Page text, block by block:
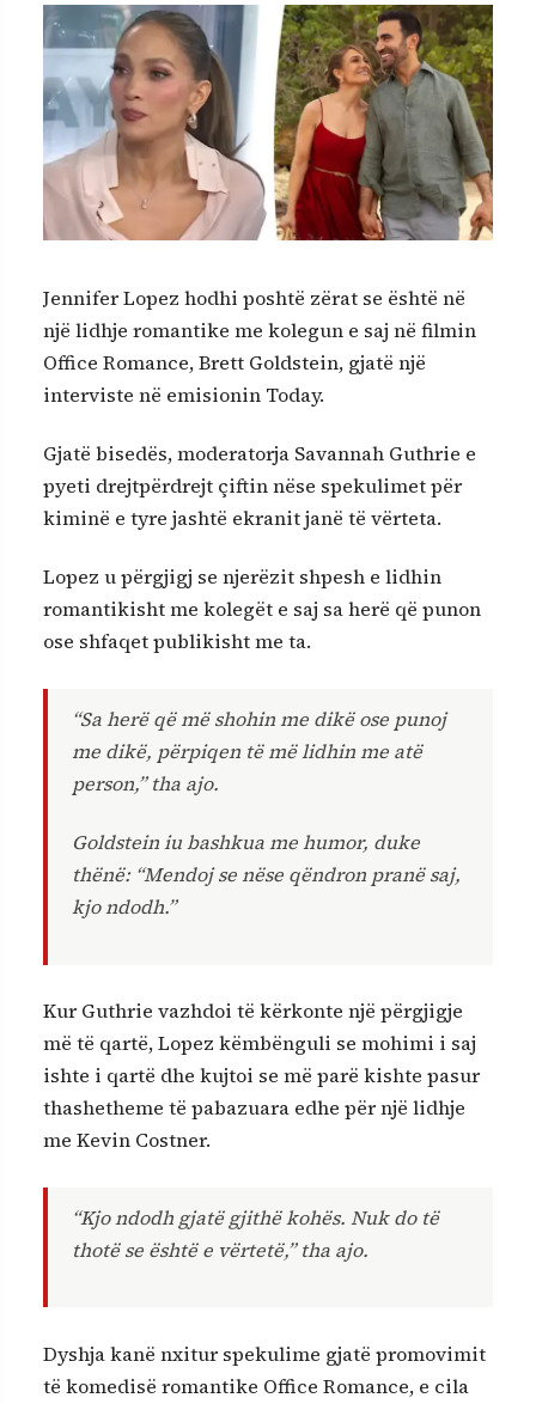
Jennifer Lopez hodhi poshtë zërat se është në
një lidhje romantike me kolegun e saj në filmin
Office Romance, Brett Goldstein, gjatë një
interviste në emisionin Today.
Gjatë bisedës, moderatorja Savannah Guthrie e
pyeti drejtpërdrejt çiftin nëse spekulimet për
kiminë e tyre jashtë ekranit janë të vërteta.
Lopez u përgjigj se njerëzit shpesh e lidhin
romantikisht me kolegët e saj sa herë që punon
ose shfaqet publikisht me ta.
“Sa herë që më shohin me dikë ose punoj
me dikë, përpiqen të më lidhin me atë
person,” tha ajo.
Goldstein iu bashkua me humor, duke
thënë: “Mendoj se nëse qëndron pranë saj,
kjo ndodh.”
Kur Guthrie vazhdoi të kërkonte një përgjigje
më të qartë, Lopez këmbënguli se mohimi i saj
ishte i qartë dhe kujtoi se më parë kishte pasur
thashetheme të pabazuara edhe për një lidhje
me Kevin Costner.
“Kjo ndodh gjatë gjithë kohës. Nuk do të
thotë se është e vërtetë,” tha ajo.
Dyshja kanë nxitur spekulime gjatë promovimit
të komedisë romantike Office Romance, e cila